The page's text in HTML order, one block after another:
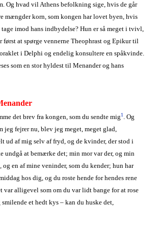
Og hvad vil Athens befolkning sige, hvis de går
mængder korn, som kongen har lovet byen, hvis
imod hans indbydelse? Hun er så meget i tvivl,
først at spørge vennerne Theophrast og Epikur til
i Delphi og endelig konsultere en spåkvinde.
som en stor hyldest til Menander og hans
det brev fra kongen, som du sendte mig1. Og
jeg fejrer nu, blev jeg meget, meget glad,
ud af mig selv af fryd, og de kvinder, der stod i
undgå at bemærke det; min mor var der, og min
og en af mine veninder, som du kender; hun har
hos dig, og du roste hende for hendes rene
var alligevel som om du var lidt bange for at rose
et hedt kys – kan du huske det,